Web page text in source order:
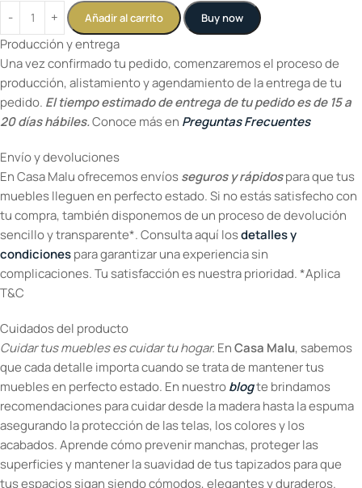
Añadir al carrito Buy now
Producción y entrega
Una vez confirmado tu pedido, comenzaremos el proceso de
producción, alistamiento y agendamiento de la entrega de tu
pedido. El tiempo estimado de entrega de tu pedido es de 15 a
20 días hábiles.Conoce más en Preguntas Frecuentes
Envío y devoluciones
En Casa Malu ofrecemos envíosseguros y rápidospara que tus
muebles lleguen en perfecto estado. Si no estás satisfecho con
tu compra, también disponemos de un proceso de devolución
sencillo y transparente*. Consulta aquí losdetalles y
condicionespara garantizar una experiencia sin
complicaciones. Tu satisfacción es nuestra prioridad. *Aplica
T&C
Cuidados del producto
Cuidar tus muebles es cuidar tu hogar. EnCasa Malu, sabemos
que cada detalle importa cuando se trata de mantener tus
muebles en perfecto estado. En nuestroblogte brindamos
recomendaciones para cuidar desde la madera hasta la espuma
asegurando la protección de las telas, los colores y los
acabados. Aprende cómo prevenir manchas, proteger las
superficies y mantener la suavidad de tus tapizados para que
tus espacios sigan siendo cómodos, elegantes y duraderos.